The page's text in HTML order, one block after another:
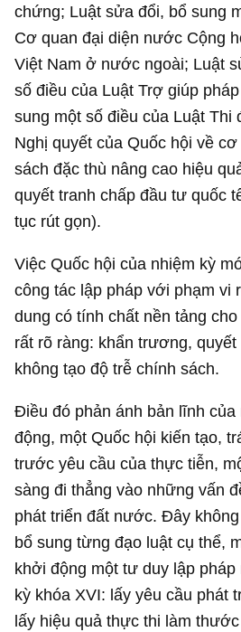
chứng; Luật sửa đổi, bổ sung
Cơ quan đại diện nước Cộng
Việt Nam ở nước ngoài; Luật
số điều của Luật Trợ giúp
sung một số điều của Luật Thi
Nghị quyết của Quốc hội về
sách đặc thù nâng cao hiệu
quyết tranh chấp đầu tư quốc
tục rút gọn).
Việc Quốc hội của nhiệm kỳ
công tác lập pháp với phạm vi
dung có tính chất nền tảng
rất rõ ràng: khẩn trương,
không tạo độ trễ chính sách.
Điều đó phản ánh bản lĩnh của
động, một Quốc hội kiến tạo,
trước yêu cầu của thực tiễn,
sàng đi thẳng vào những vấn
phát triển đất nước. Đây
bổ sung từng đạo luật cụ thể,
khởi động một tư duy lập
kỳ khóa XVI: lấy yêu cầu phát
lấy hiệu quả thực thi làm